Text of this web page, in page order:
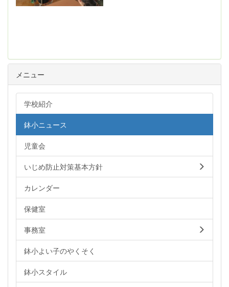
メニュー
学校紹介
鉢小ニュース
児童会
いじめ防止対策基本方針
カレンダー
保健室
事務室
鉢小よい子のやくそく
鉢小スタイル